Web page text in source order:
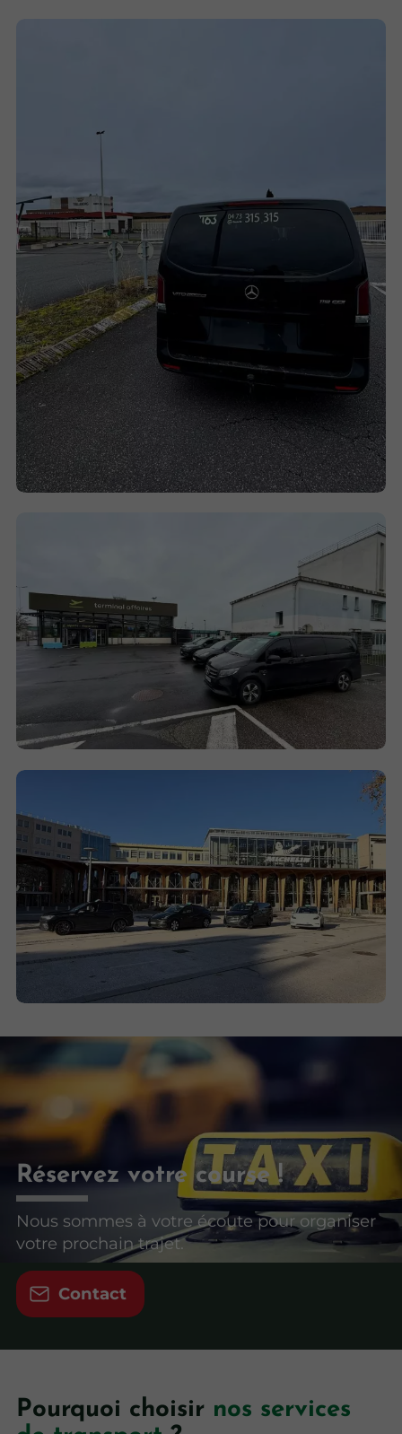
Réservez votre course !
Nous sommes à votre écoute pour organiser
votre prochain trajet.
Contact
Pourquoi choisir nos services